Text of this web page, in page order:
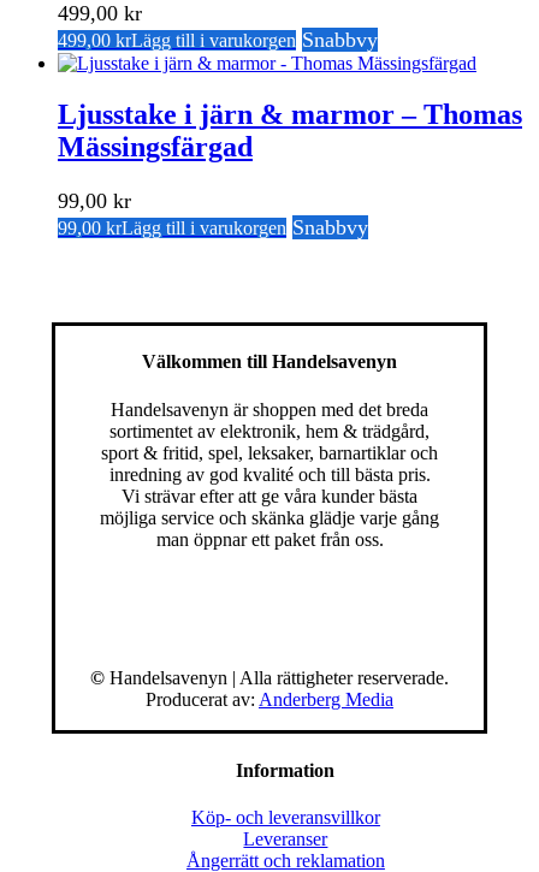
499,00 kr
499,00 krLägg till i varukorgen Snabbvy
Ljusstake i järn & marmor – Thomas
Mässingsfärgad
99,00 kr
99,00 krLägg till i varukorgen Snabbvy
Välkommen till Handelsavenyn
Handelsavenyn är shoppen med det breda
sortimentet av elektronik, hem & trädgård,
sport & fritid, spel, leksaker, barnartiklar och
inredning av god kvalité och till bästa pris.
Vi strävar efter att ge våra kunder bästa
möjliga service och skänka glädje varje gång
man öppnar ett paket från oss.
© Handelsavenyn | Alla rättigheter reserverade.
Producerat av: Anderberg Media
Information
Köp- och leveransvillkor
Leveranser
Ångerrätt och reklamation